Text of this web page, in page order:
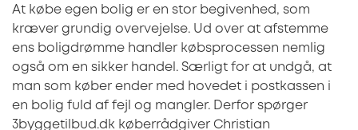
At købe egen bolig er en stor begivenhed, som
kræver grundig overvejelse. Ud over at afstemme
ens boligdrømme handler købsprocessen nemlig
også om en sikker handel. Særligt for at undgå, at
man som køber ender med hovedet i postkassen i
en bolig fuld af fejl og mangler. Derfor spørger
3byggetilbud.dk køberrådgiver Christian